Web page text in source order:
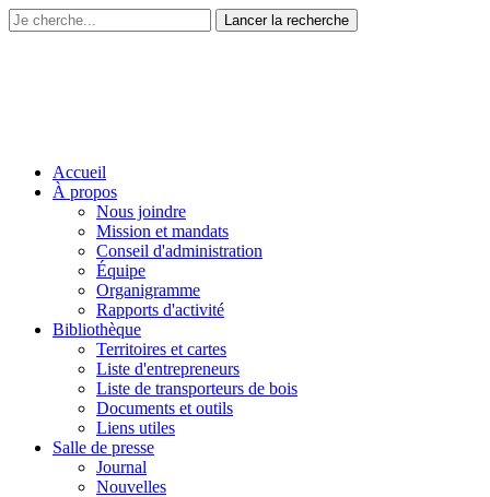
Accueil
À propos
Nous joindre
Mission et mandats
Conseil d'administration
Équipe
Organigramme
Rapports d'activité
Bibliothèque
Territoires et cartes
Liste d'entrepreneurs
Liste de transporteurs de bois
Documents et outils
Liens utiles
Salle de presse
Journal
Nouvelles